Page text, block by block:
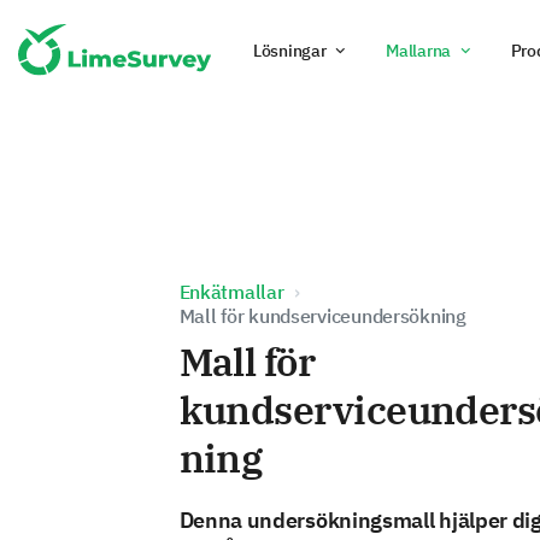
Lösningar Mallarna
Enkätmallar
Mall för kundserviceundersökning
Mall för
ning
Denna undersökningsmall hjälper